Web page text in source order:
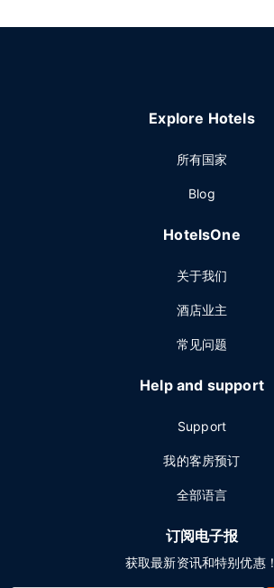
Explore Hotels
所有国家
Blog
HotelsOne
关于我们
酒店业主
常见问题
Help and support
Support
我的客房预订
全部语言
订阅电子报
获取最新资讯和特别优惠！